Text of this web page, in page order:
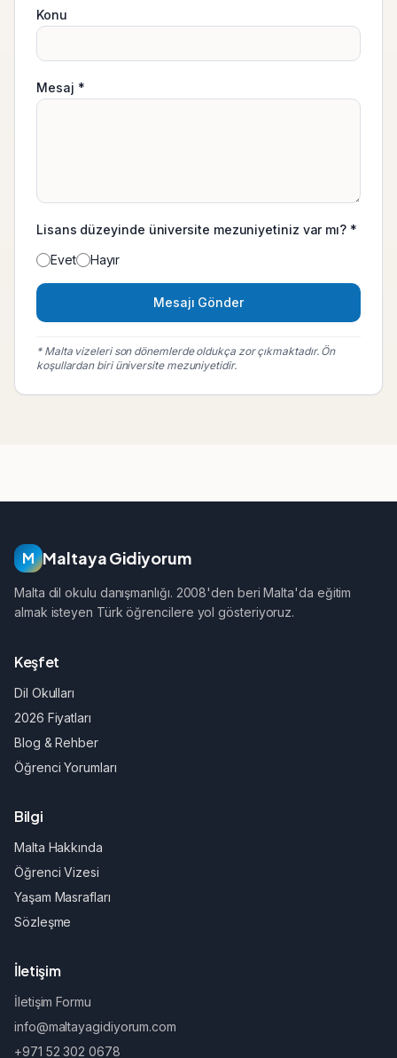
Konu
Mesaj *
Lisans düzeyinde üniversite mezuniyetiniz var mı? *
Evet
Hayır
Mesajı Gönder
* Malta vizeleri son dönemlerde oldukça zor çıkmaktadır. Ön
koşullardan biri üniversite mezuniyetidir.
M Maltaya Gidiyorum
Malta dil okulu danışmanlığı. 2008'den beri Malta'da eğitim
almak isteyen Türk öğrencilere yol gösteriyoruz.
Keşfet
Dil Okulları
2026 Fiyatları
Blog & Rehber
Öğrenci Yorumları
Bilgi
Malta Hakkında
Öğrenci Vizesi
Yaşam Masrafları
Sözleşme
İletişim
İletişim Formu
info@maltayagidiyorum.com
+971 52 302 0678